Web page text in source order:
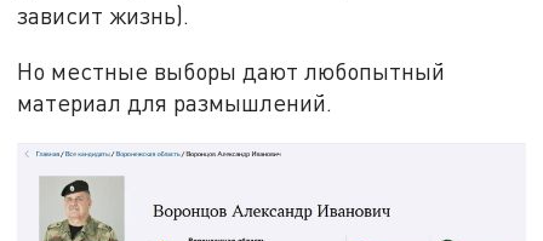
зависит жизнь).
Но местные выборы дают любопытный
материал для размышлений.